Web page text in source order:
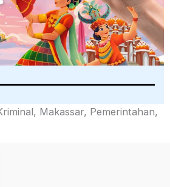
Makassar, Pemerintahan,